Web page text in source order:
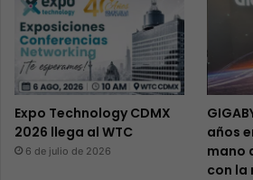
Expo Technology CDMX
2026 llega al WTC
6 de julio de 2026
años
mano
con la